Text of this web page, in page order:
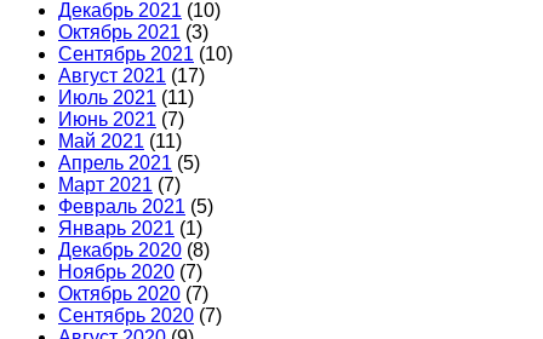
Декабрь 2021 (10)
Октябрь 2021 (3)
Сентябрь 2021 (10)
Август 2021 (17)
Июль 2021 (11)
Июнь 2021 (7)
Май 2021 (11)
Апрель 2021 (5)
Март 2021 (7)
Февраль 2021 (5)
Январь 2021 (1)
Декабрь 2020 (8)
Ноябрь 2020 (7)
Октябрь 2020 (7)
Сентябрь 2020 (7)